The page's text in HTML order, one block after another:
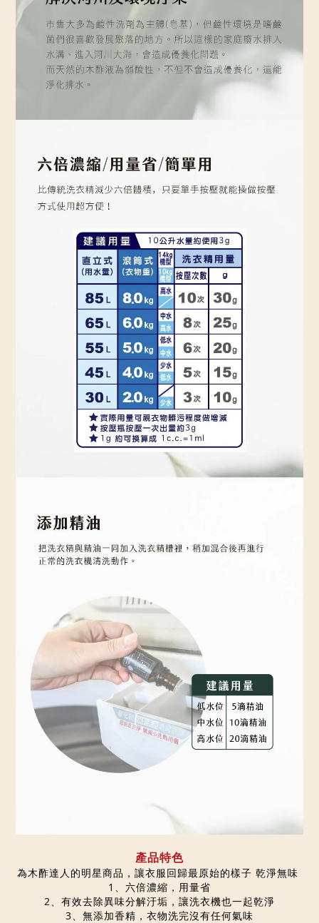
產品特色
為木酢達人的明星商品，讓衣服回歸最原始的樣子 乾淨無味
1、六倍濃縮，用量省
2、有效去除異味分解汙垢，讓洗衣機也一起乾淨
3、無添加香精，衣物洗完沒有任何氣味